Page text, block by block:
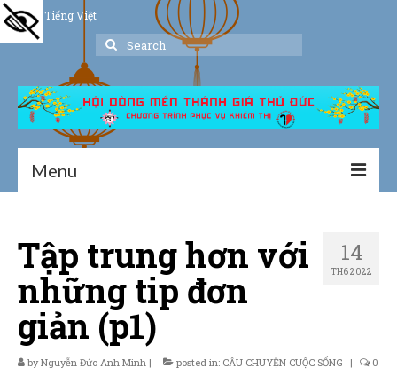
Tiếng Việt
Search
Menu
Giới thiệu
Hoạt động
Thư viện
Dịch vụ hỗ trợ
14
TH6 2022
Tập trung hơn với
những tip đơn
giản (p1)
byNguyễn Đức Anh Minh | posted in: CÂU CHUYỆN CUỘC SỐNG | 0